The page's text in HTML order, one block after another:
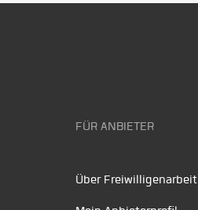
FÜR ANBIETER
Über Freiwilligenarbeit